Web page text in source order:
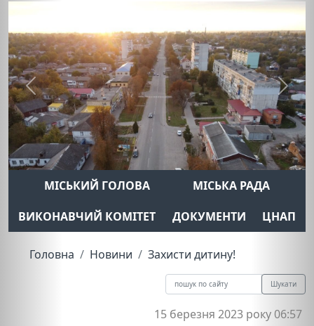
Previous Next
МІСЬКИЙ ГОЛОВА
МІСЬКА РАДА
ВИКОНАВЧИЙ КОМІТЕТ
ДОКУМЕНТИ ЦНАП
Головна Новини Захисти дитину!
Шукати
15 березня 2023 року 06:57